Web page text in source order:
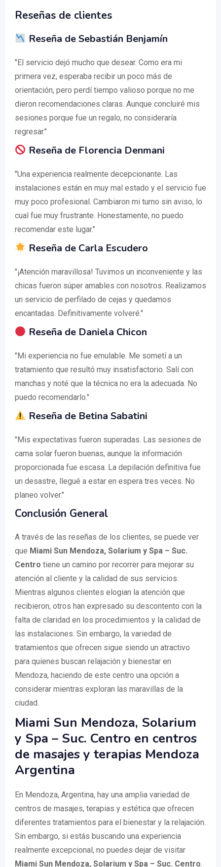
Reseñas de clientes
Reseña de Sebastián Benjamín
"El servicio dejó mucho que desear. Como era mi
primera vez, esperaba recibir un poco más de
orientación, pero perdí tiempo valioso porque no me
dieron recomendaciones claras. Aunque concluiré mis
sesiones porque fue un regalo, no consideraría
regresar."
Reseña de Florencia Denmani
"Una experiencia realmente decepcionante. Las
instalaciones están en muy mal estado y el servicio fue
muy poco profesional. Cambiaron mi turno sin aviso, lo
cual fue muy frustrante. Honestamente, no puedo
recomendar este lugar."
Reseña de Carla Escudero
"¡Atención maravillosa! Tuvimos un inconveniente y las
chicas fueron súper amables con nosotros. Realizamos
un servicio de perfilado de cejas y quedamos
encantadas. Definitivamente volveré."
Reseña de Daniela Chicon
"Mi experiencia no fue emulable. Me sometí a un
tratamiento que resultó muy insatisfactorio. Salí con
manchas y noté que la técnica no era la adecuada. No
puedo recomendarlo."
Reseña de Betina Sabatini
"Mis expectativas fueron superadas. Las sesiones de
cama solar fueron buenas, aunque la información
proporcionada fue escasa. La depilación definitiva fue
un desastre, llegué a estar en espera tres veces. No
planeo volver."
Conclusión General
A través de las reseñas de los clientes, se puede ver
que Miami Sun Mendoza, Solarium y Spa – Suc.
Centro tiene un camino por recorrer para mejorar su
atención al cliente y la calidad de sus servicios.
Mientras algunos clientes elogian la atención que
recibieron, otros han expresado su descontento con la
falta de claridad en los procedimientos y la calidad de
las instalaciones. Sin embargo, la variedad de
tratamientos que ofrecen sigue siendo un atractivo
para quienes buscan relajación y bienestar en
Mendoza, haciendo de este centro una opción a
considerar mientras exploran las maravillas de la
ciudad.
Miami Sun Mendoza, Solarium
y Spa – Suc. Centro en centros
de masajes y terapias Mendoza
Argentina
En Mendoza, Argentina, hay una amplia variedad de
centros de masajes, terapias y estética que ofrecen
diferentes tratamientos para el bienestar y la relajación.
Sin embargo, si estás buscando una experiencia
realmente excepcional, no puedes dejar de visitar
Miami Sun Mendoza, Solarium y Spa – Suc. Centro.